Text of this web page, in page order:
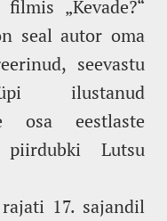
„Kevade?“
seal autor oma
seevastu
ilustanud
osa eestlaste
piirdubki Lutsu
17. sajandil